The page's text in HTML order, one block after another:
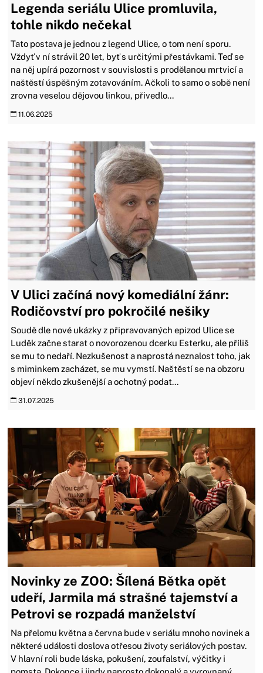
Legenda seriálu Ulice promluvila,
tohle nikdo nečekal
Tato postava je jednou z legend Ulice, o tom není sporu.
Vždyť v ní strávil 20 let, byť s určitými přestávkami. Teď se
na něj upírá pozornost v souvislosti s prodělanou mrtvicí a
naštěstí úspěšným zotavováním. Ačkoli to samo o sobě není
zrovna veselou dějovou linkou, přivedlo...
11.06.2025
V Ulici začíná nový komediální žánr:
Rodičovství pro pokročilé nešiky
Soudě dle nové ukázky z připravovaných epizod Ulice se
Luděk začne starat o novorozenou dcerku Esterku, ale příliš
se mu to nedaří. Nezkušenost a naprostá neznalost toho, jak
s miminkem zacházet, se mu vymstí. Naštěstí se na obzoru
objeví někdo zkušenější a ochotný podat...
31.07.2025
Novinky ze ZOO: Šílená Bětka opět
udeří, Jarmila má strašné tajemství a
Petrovi se rozpadá manželství
Na přelomu května a června bude v seriálu mnoho novinek a
některé události doslova otřesou životy seriálových postav.
V hlavní roli bude láska, pokušení, zoufalství, výčitky i